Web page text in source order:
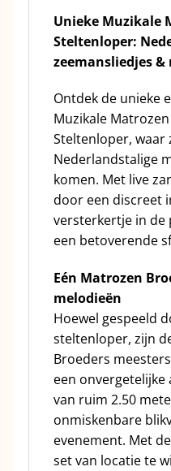
Unieke Muzikale
Steltenloper:
zeemansliedjes &
Ontdek de unieke
Muzikale
Steltenloper, waar
Nederlandstalige
komen. Met live
door een discreet
versterkertje in de
een betoverende
Eén Matrozen
melodieën
Hoewel gespeeld
steltenloper, zijn
Broeders
een onvergetelijke
van ruim 2.50
onmiskenbare
evenement. Met
set van locatie te